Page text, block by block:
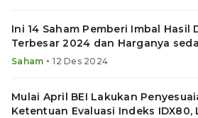
Ini 14 Saham Pemberi Imbal Hasil
Terbesar 2024 dan Harganya
Saham • 12 Des 2024
Mulai April BEI Lakukan
Ketentuan Evaluasi Indeks IDX80,